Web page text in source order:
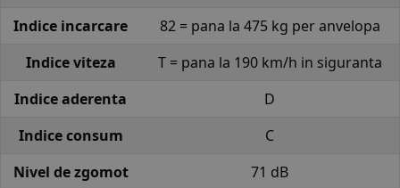
Indice incarcare
82 = pana la 475 kg per anvelopa
Indice viteza
T = pana la 190 km/h in siguranta
Indice aderenta
D
Indice consum
C
Nivel de zgomot
71 dB